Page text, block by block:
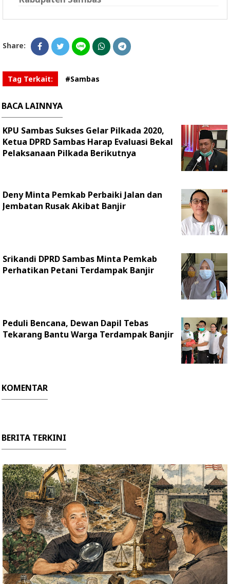
Share:
Tag Terkait: #Sambas
BACA LAINNYA
KPU Sambas Sukses Gelar Pilkada 2020,
Ketua DPRD Sambas Harap Evaluasi Bekal
Pelaksanaan Pilkada Berikutnya
Deny Minta Pemkab Perbaiki Jalan dan
Jembatan Rusak Akibat Banjir
Srikandi DPRD Sambas Minta Pemkab
Perhatikan Petani Terdampak Banjir
Peduli Bencana, Dewan Dapil Tebas
Tekarang Bantu Warga Terdampak Banjir
KOMENTAR
BERITA TERKINI